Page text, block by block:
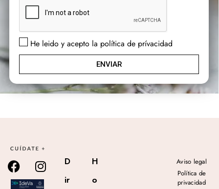
He leido y acepto la política de prívacidad
ENVIAR
D
ir
H
o
Aviso legal
Política de
privacidad